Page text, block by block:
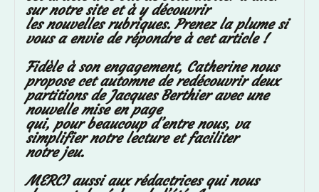
sur notre site et à y découvrir
les nouvelles rubriques. Prenez la plume si
vous a envie de répondre à cet article !
Fidèle à son engagement, Catherine nous
propose cet automne de redécouvrir deux
partitions de Jacques Berthier avec une
nouvelle mise en page
qui, pour beaucoup d’entre nous, va
simplifier notre lecture et faciliter
notre jeu.
MERCI aussi aux rédactrices qui nous